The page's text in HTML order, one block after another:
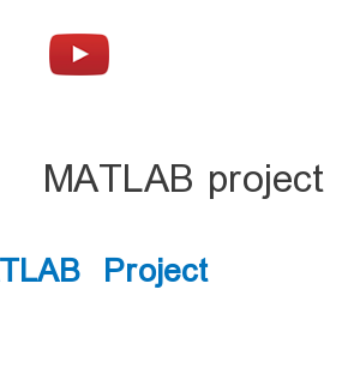
MATLAB project
Project